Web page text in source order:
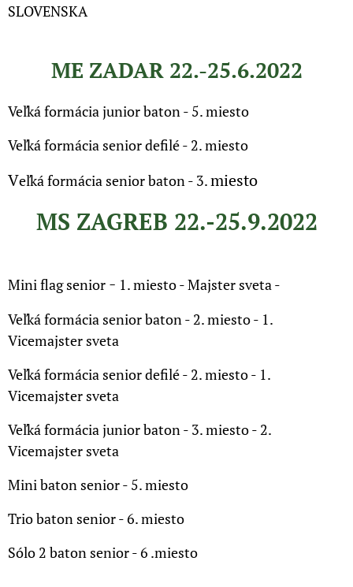
SLOVENSKA
ME ZADAR 22.-25.6.2022
Veľká formácia junior baton - 5. miesto
Veľká formácia senior defilé - 2. miesto
Veľká formácia senior baton - 3.miesto
MS ZAGREB 22.-25.9.2022
Mini flag senior - 1. miesto - Majster sveta -
Veľká formácia senior baton- 2. miesto - 1.
Vicemajster sveta
Veľká formácia senior defilé - 2. miesto - 1.
Vicemajster sveta
Veľká formácia junior baton - 3. miesto - 2.
Vicemajster sveta
Mini baton senior - 5. miesto
Trio baton senior - 6. miesto
Sólo 2 baton senior - 6 .miesto